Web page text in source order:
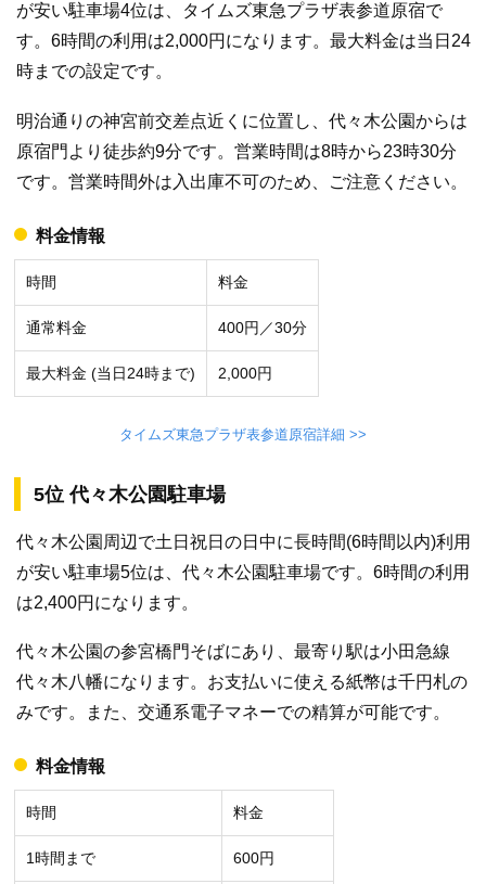
が安い駐車場4位は、タイムズ東急プラザ表参道原宿で
す。6時間の利用は2,000円になります。最大料金は当日24
時までの設定です。
明治通りの神宮前交差点近くに位置し、代々木公園からは
原宿門より徒歩約9分です。営業時間は8時から23時30分
です。営業時間外は入出庫不可のため、ご注意ください。
料金情報
時間 料金
通常料金 400円／30分
最大料金 (当日24時まで) 2,000円
タイムズ東急プラザ表参道原宿詳細 >>
5位 代々木公園駐車場
代々木公園周辺で土日祝日の日中に長時間(6時間以内)利用
が安い駐車場5位は、代々木公園駐車場です。6時間の利用
は2,400円になります。
代々木公園の参宮橋門そばにあり、最寄り駅は小田急線
代々木八幡になります。お支払いに使える紙幣は千円札の
みです。また、交通系電子マネーでの精算が可能です。
料金情報
時間 料金
1時間まで 600円